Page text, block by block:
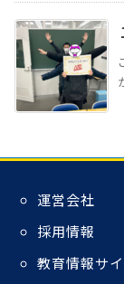
運営会社
採用情報
教育情報サ